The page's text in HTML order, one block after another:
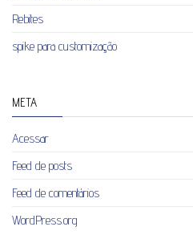
Rebites
spike para customização
META
Acessar
Feed de posts
Feed de comentários
WordPress.org